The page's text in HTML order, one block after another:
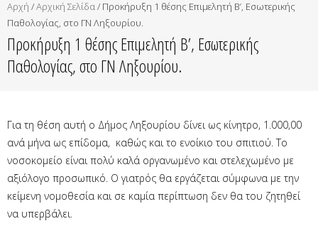
Αρχή /Αρχική Σελίδα/ Προκήρυξη 1 θέσης Επιμελητή Β’, Εσωτερικής
Παθολογίας, στο ΓΝ Ληξουρίου.
Προκήρυξη 1 θέσης Επιμελητή Β’, Εσωτερικής
Παθολογίας, στο ΓΝ Ληξουρίου.
Για τη θέση αυτή ο Δήμος Ληξουρίου δίνει ως κίνητρο, 1.000,00
ανά μήνα ως επίδομα, καθώς και το ενοίκιο του σπιτιού. Το
νοσοκομείο είναι πολύ καλά οργανωμένο και στελεχωμένο με
αξιόλογο προσωπικό. Ο γιατρός θα εργάζεται σύμφωνα με την
κείμενη νομοθεσία και σε καμία περίπτωση δεν θα του ζητηθεί
να υπερβάλει.